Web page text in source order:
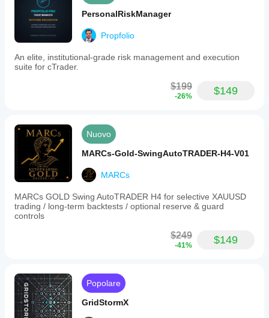
Adatto
a prop
Gestione del rischio
Modello
Tipi di
ordini
supportati
Di mercato
max
(lotti)
1
Take profit
Trailing stop loss
Filtro spread
PersonalRiskManager
Propfolio
An elite, institutional-grade risk management and execution
suite for cTrader.
$199
-26% $149
Nuovo
MARCs-Gold-SwingAutoTRADER-H4-V01
MARCs
MARCs GOLD Swing AutoTRADER H4 for selective XAUUSD
trading / long-term backtests / optional reserve & guard
controls
$249
-41% $149
Popolare
GridStormX